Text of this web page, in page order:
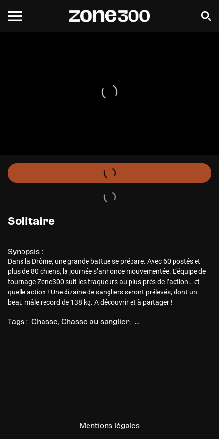
Solitaire
Synopsis :
Dans la Drôme, une grande battue se prépare. Avec 60 postés et
plus de 80 chiens, la journée s’annonce mouvementée. L’équipe de
tournage Zone300 suit les traqueurs au plus près de l’action… et
quelle action ! Une dizaine de sangliers seront prélevés, dont un
beau mâle record de 138 kg. A découvrir et à partager !
Tags : Chasse Chasse au sanglier Chasse en battue
Mentions légales